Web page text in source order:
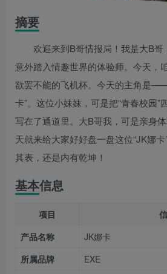
摘要
欢迎来到B哥情报局！我是大B
意外踏入情趣世界的体验师。今天，
欲罢不能的飞机杯。今天的主角是
卡”。这位小妹妹，可是把“青春校园”
写在了通道里。大B哥我，可是亲身
天就来给大家好好盘一盘这位“JK娜
其表，还是内有乾坤！
基本信息
项目
产品名称
JK娜卡
所属品牌
EXE